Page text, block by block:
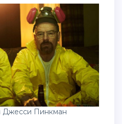
Джесси Пинкман